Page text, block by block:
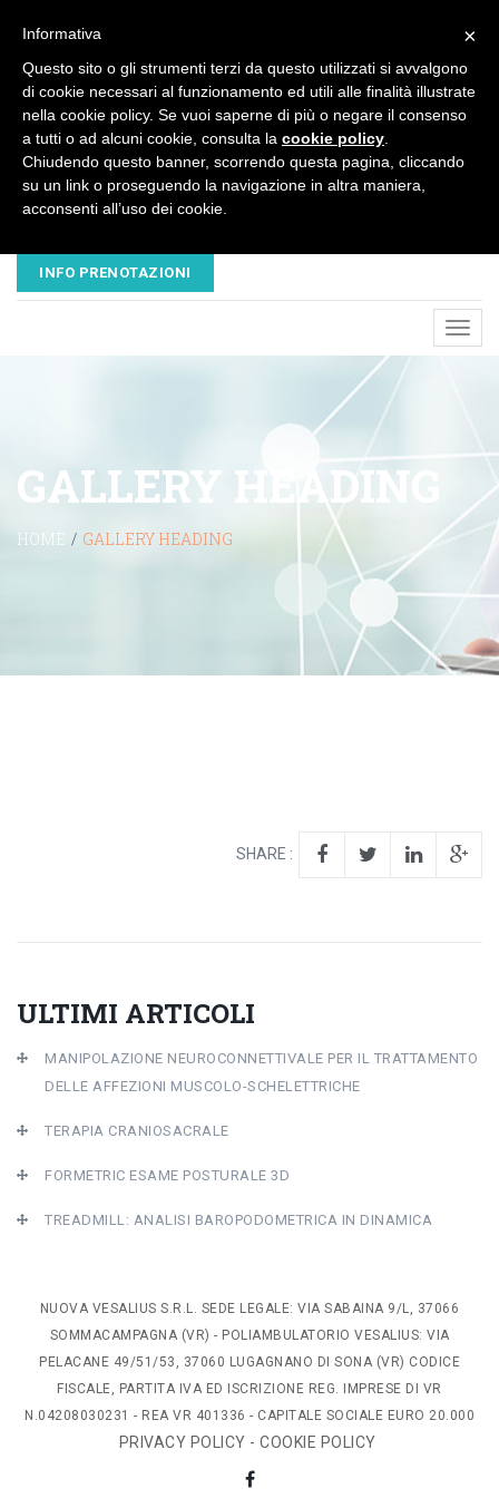
EMAIL
INFO PRENOTAZIONI
GALLERY HEADING
HOME / GALLERY HEADING
SHARE :
ULTIMI ARTICOLI
MANIPOLAZIONE NEUROCONNETTIVALE PER IL TRATTAMENTO
DELLE AFFEZIONI MUSCOLO-SCHELETTRICHE
TERAPIA CRANIOSACRALE
FORMETRIC ESAME POSTURALE 3D
TREADMILL: ANALISI BAROPODOMETRICA IN DINAMICA
NUOVA VESALIUS S.R.L. SEDE LEGALE: VIA SABAINA 9/L, 37066
SOMMACAMPAGNA (VR) - POLIAMBULATORIO VESALIUS: VIA
PELACANE 49/51/53, 37060 LUGAGNANO DI SONA (VR) CODICE
FISCALE, PARTITA IVA ED ISCRIZIONE REG. IMPRESE DI VR
N.04208030231 - REA VR 401336 - CAPITALE SOCIALE EURO 20.000
PRIVACY POLICY -COOKIE POLICY
×
Informativa
Questo sito o gli strumenti terzi da questo utilizzati si avvalgono
di cookie necessari al funzionamento ed utili alle finalità illustrate
nella cookie policy. Se vuoi saperne di più o negare il consenso
a tutti o ad alcuni cookie, consulta la cookie policy
Chiudendo questo banner, scorrendo questa pagina, cliccando
su un link o proseguendo la navigazione in altra maniera,
acconsenti all’uso dei cookie.